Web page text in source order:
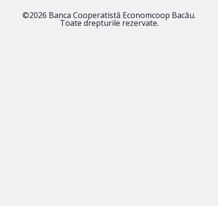
©2026 Banca Cooperatistă Economcoop Bacău.
Toate drepturile rezervate.